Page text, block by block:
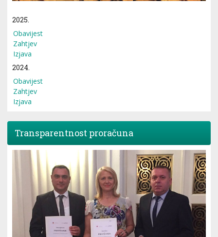
2025.
Obavijest
Zahtjev
Izjava
2024.
Obavijest
Zahtjev
Izjava
Transparentnost proračuna